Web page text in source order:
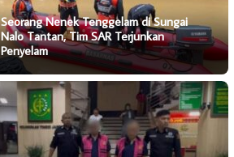
Seorang Nenek Tenggelam di Sungai
Nalo Tantan, Tim SAR Terjunkan
Penyelam